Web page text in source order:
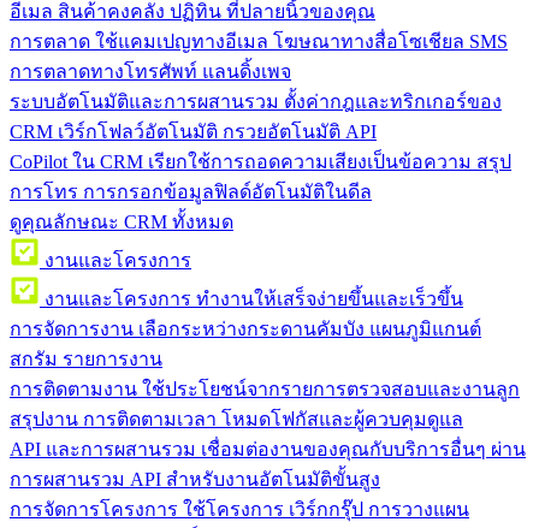
อีเมล สินค้าคงคลัง ปฏิทิน ที่ปลายนิ้วของคุณ
การตลาด ใช้แคมเปญทางอีเมล โฆษณาทางสื่อโซเชียล SMS
การตลาดทางโทรศัพท์ แลนดิ้งเพจ
ระบบอัตโนมัติและการผสานรวม ตั้งค่ากฎและทริกเกอร์ของ
CRM เวิร์กโฟลว์อัตโนมัติ กรวยอัตโนมัติ API
CoPilot ใน CRM เรียกใช้การถอดความเสียงเป็นข้อความ สรุป
การโทร การกรอกข้อมูลฟิลด์อัตโนมัติในดีล
ดูคุณลักษณะ CRM ทั้งหมด
งานและโครงการ
งานและโครงการ ทำงานให้เสร็จง่ายขึ้นและเร็วขึ้น
การจัดการงาน เลือกระหว่างกระดานคัมบัง แผนภูมิแกนต์
สกรัม รายการงาน
การติดตามงาน ใช้ประโยชน์จากรายการตรวจสอบและงานลูก
สรุปงาน การติดตามเวลา โหมดโฟกัสและผู้ควบคุมดูแล
API และการผสานรวม เชื่อมต่องานของคุณกับบริการอื่นๆ ผ่าน
การผสานรวม API สำหรับงานอัตโนมัติขั้นสูง
การจัดการโครงการ ใช้โครงการ เวิร์กกรุ๊ป การวางแผน